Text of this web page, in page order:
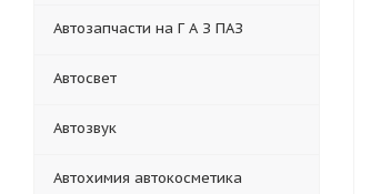
Автозапчасти на Г А З ПАЗ
Автосвет
Автозвук
Автохимия автокосметика